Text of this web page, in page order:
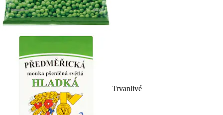
Trvanlivé